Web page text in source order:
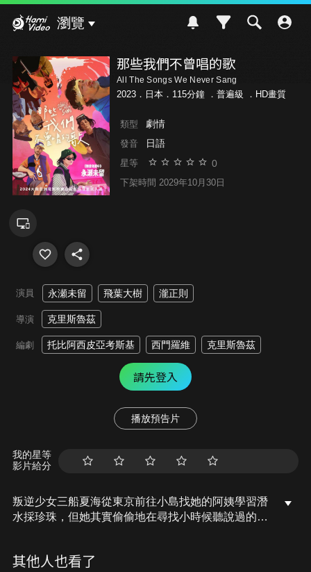
瀏覽
那些我們不曾唱的歌
All The Songs We Never Sang
2023．日本．115分鐘 ． 普遍級 ．HD畫質
類型 劇情
發音 日語
星等 0
下架時間 2029年10月30日
演員 永瀬未留 飛葉大樹 瀧正則
導演 克里斯魯茲
編劇 托比阿西皮亞考斯基 西門羅維 克里斯魯茲
請先登入
播放預告片
我的星等
影片給分
叛逆少女三船夏海從東京前往小島找她的阿姨學習潛
水採珍珠，但她其實偷偷地在尋找小時候聽說過的寶
其他人也看了